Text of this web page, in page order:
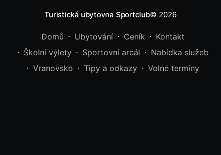
Turistická ubytovna Sportclub© 2026
Domů Ubytování Ceník
Kontakt
Školní výlety
Sportovní areál
Nabídka služeb
Vranovsko
Tipy a odkazy Volné termíny